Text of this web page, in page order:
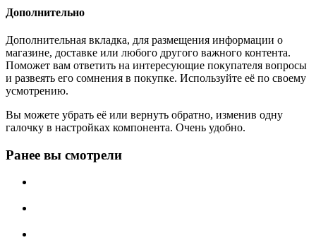
Дополнительно
Дополнительная вкладка, для размещения информации о
магазине, доставке или любого другого важного контента.
Поможет вам ответить на интересующие покупателя вопросы
и развеять его сомнения в покупке. Используйте её по своему
усмотрению.
Вы можете убрать её или вернуть обратно, изменив одну
галочку в настройках компонента. Очень удобно.
Ранее вы смотрели